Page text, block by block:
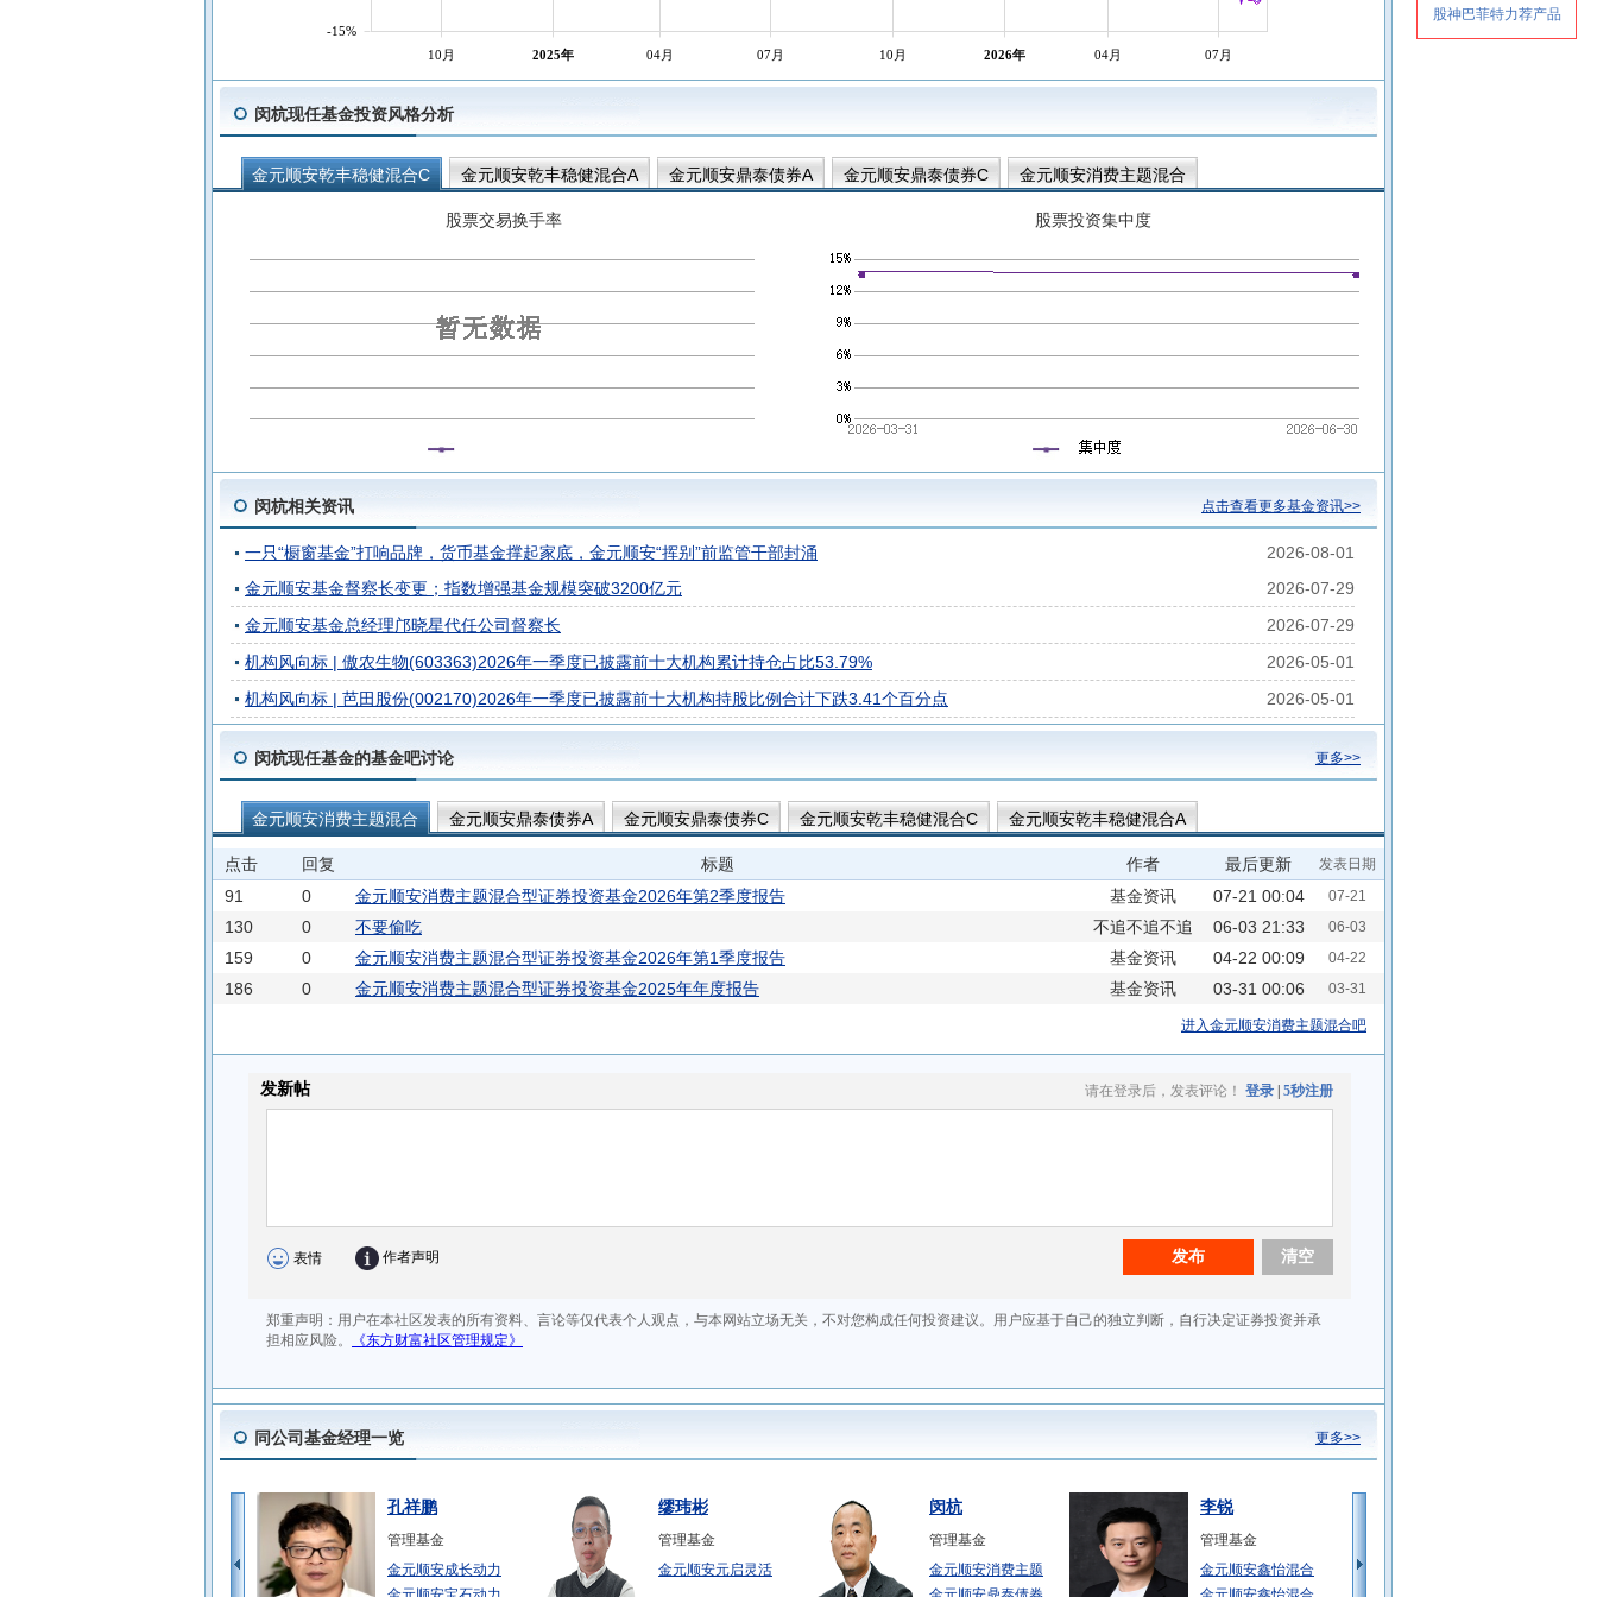
10月 2025年 04月 07月 10月 2026年 04月 07月
-15%
闵杭现任基金投资风格分析
金元顺安乾丰稳健混合C 金元顺安乾丰稳健混合A 金元顺安鼎泰债券A 金元顺安鼎泰债券C 金元顺安消费主题混合
股票交易换手率 股票投资集中度
闵杭相关资讯 点击查看更多基金资讯>>
一只“橱窗基金”打响品牌，货币基金撑起家底，金元顺安“挥别”前监管干部封涌
2026-08-01
金元顺安基金督察长变更；指数增强基金规模突破3200亿元
2026-07-29
金元顺安基金总经理邝晓星代任公司督察长
2026-07-29
机构风向标 | 傲农生物(603363)2026年一季度已披露前十大机构累计持仓占比53.79%
2026-05-01
机构风向标 | 芭田股份(002170)2026年一季度已披露前十大机构持股比例合计下跌3.41个百分点
2026-05-01
闵杭现任基金的基金吧讨论 更多>>
金元顺安消费主题混合 金元顺安鼎泰债券A 金元顺安鼎泰债券C 金元顺安乾丰稳健混合C 金元顺安乾丰稳健混合A
点击 回复 标题 作者 最后更新 发表日期
91 0 金元顺安消费主题混合型证券投资基金2026年第2季度报告 基金资讯 07-21 00:04 07-21
130 0 不要偷吃 不追不追不追 06-03 21:33 06-03
159 0 金元顺安消费主题混合型证券投资基金2026年第1季度报告 基金资讯 04-22 00:09 04-22
186 0 金元顺安消费主题混合型证券投资基金2025年年度报告 基金资讯 03-31 00:06 03-31
进入金元顺安消费主题混合吧
同公司基金经理一览 更多>>
孔祥鹏
管理基金
金元顺安成长动力
缪玮彬
管理基金
金元顺安元启灵活
闵杭
管理基金
金元顺安消费主题
李锐
管理基金
金元顺安鑫怡混合